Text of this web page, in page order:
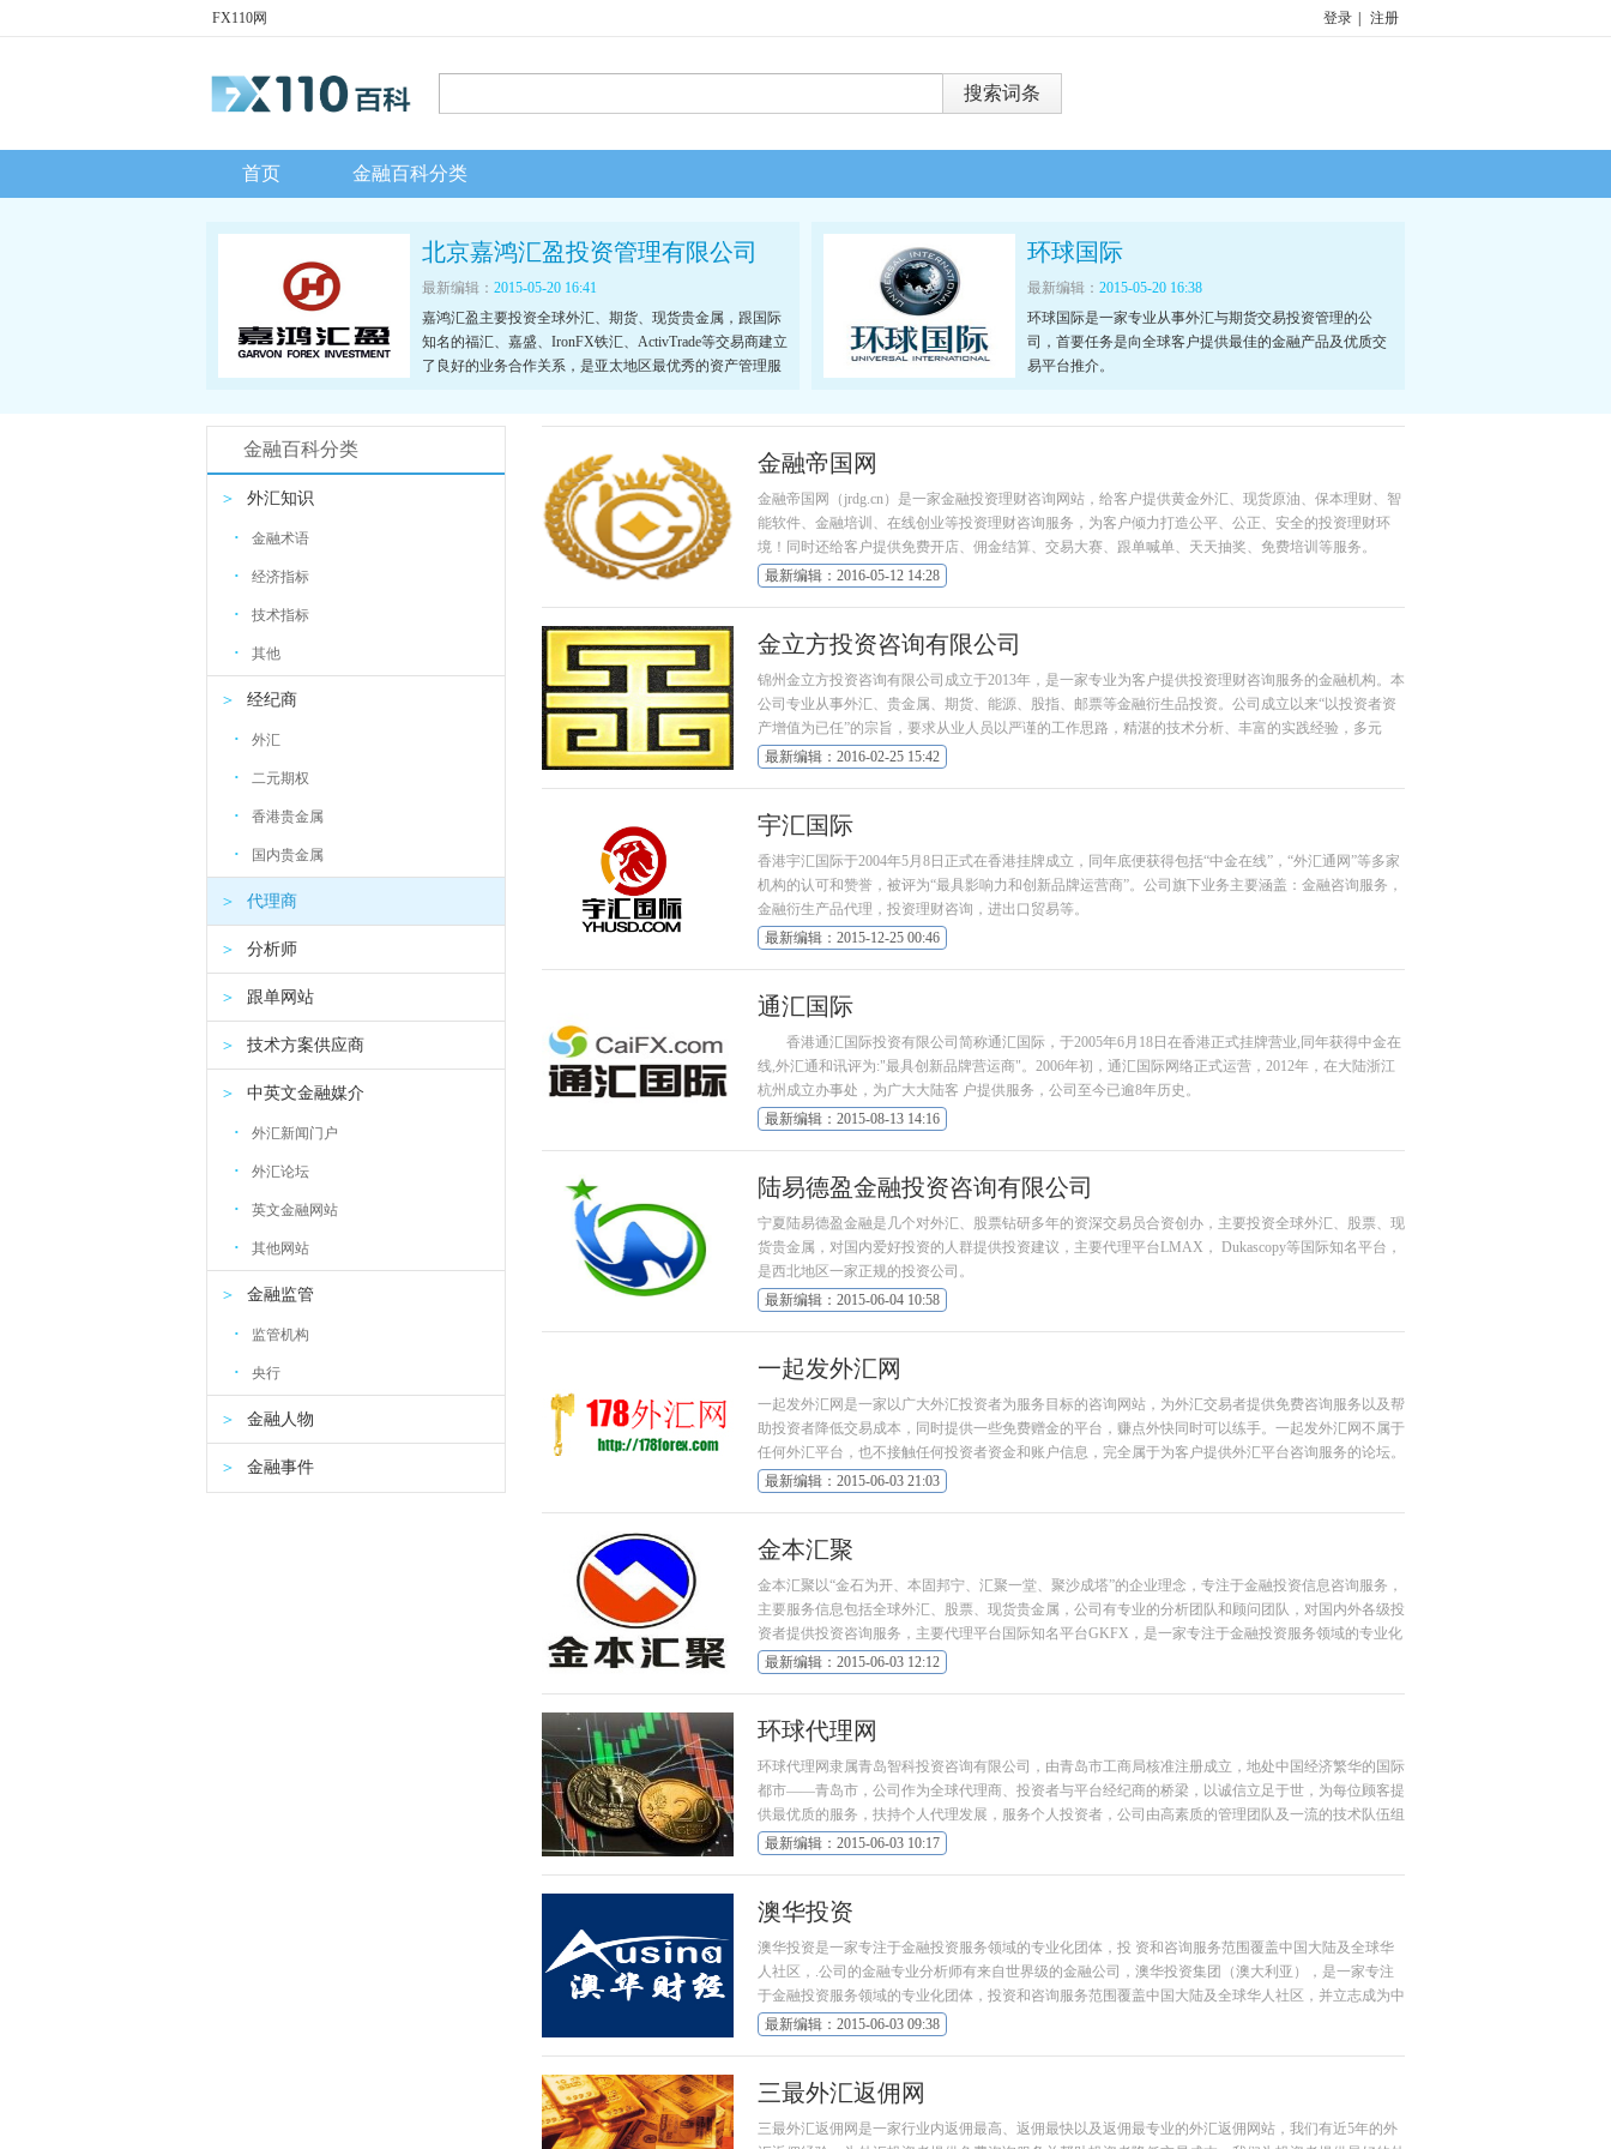
FX110网 登录 注册
首页 金融百科分类
北京嘉鸿汇盈投资管理有限公司
最新编辑： 2015-05-20 16:41
嘉鸿汇盈主要投资全球外汇、期货、现货贵金属，跟国际
知名的福汇、嘉盛、IronFX铁汇、ActivTrade等交易商建立
了良好的业务合作关系，是亚太地区最优秀的资产管理服
环球国际
最新编辑： 2015-05-20 16:38
环球国际是一家专业从事外汇与期货交易投资管理的公
司，首要任务是向全球客户提供最佳的金融产品及优质交
易平台推介。
金融百科分类
＞ 外汇知识
· 金融术语
· 经济指标
· 技术指标
· 其他
＞ 经纪商
· 外汇
· 二元期权
· 香港贵金属
· 国内贵金属
＞ 代理商
＞ 分析师
＞ 跟单网站
＞ 技术方案供应商
＞ 中英文金融媒介
· 外汇新闻门户
· 外汇论坛
· 英文金融网站
· 其他网站
＞ 金融监管
· 监管机构
· 央行
＞ 金融人物
＞ 金融事件
金融帝国网
金融帝国网（jrdg.cn）是一家金融投资理财咨询网站，给客户提供黄金外汇、现货原油、保本理财、智
能软件、金融培训、在线创业等投资理财咨询服务，为客户倾力打造公平、公正、安全的投资理财环
境！同时还给客户提供免费开店、佣金结算、交易大赛、跟单喊单、天天抽奖、免费培训等服务。
最新编辑：2016-05-12 14:28
金立方投资咨询有限公司
锦州金立方投资咨询有限公司成立于2013年，是一家专业为客户提供投资理财咨询服务的金融机构。本
公司专业从事外汇、贵金属、期货、能源、股指、邮票等金融衍生品投资。公司成立以来“以投资者资
产增值为已任”的宗旨，要求从业人员以严谨的工作思路，精湛的技术分析、丰富的实践经验，多元
化、多角度、多方位高质量的服务于市场，服务于投资者。我们立志成为您贴身的金融服务专家，您可
最新编辑：2016-02-25 15:42
宇汇国际
香港宇汇国际于2004年5月8日正式在香港挂牌成立，同年底便获得包括“中金在线”，“外汇通网”等多家
机构的认可和赞誉，被评为“最具影响力和创新品牌运营商”。公司旗下业务主要涵盖：金融咨询服务，
金融衍生产品代理，投资理财咨询，进出口贸易等。
最新编辑：2015-12-25 00:46
通汇国际
香港通汇国际投资有限公司简称通汇国际，于2005年6月18日在香港正式挂牌营业,同年获得中金在
线,外汇通和讯评为:"最具创新品牌营运商"。2006年初，通汇国际网络正式运营，2012年，在大陆浙江
杭州成立办事处，为广大大陆客 户提供服务，公司至今已逾8年历史。
最新编辑：2015-08-13 14:16
陆易德盈金融投资咨询有限公司
宁夏陆易德盈金融是几个对外汇、股票钻研多年的资深交易员合资创办，主要投资全球外汇、股票、现
货贵金属，对国内爱好投资的人群提供投资建议，主要代理平台LMAX， Dukascopy等国际知名平台，
是西北地区一家正规的投资公司。
最新编辑：2015-06-04 10:58
一起发外汇网
一起发外汇网是一家以广大外汇投资者为服务目标的咨询网站，为外汇交易者提供免费咨询服务以及帮
助投资者降低交易成本，同时提供一些免费赠金的平台，赚点外快同时可以练手。一起发外汇网不属于
任何外汇平台，也不接触任何投资者资金和账户信息，完全属于为客户提供外汇平台咨询服务的论坛。
最新编辑：2015-06-03 21:03
金本汇聚
金本汇聚以“金石为开、本固邦宁、汇聚一堂、聚沙成塔”的企业理念，专注于金融投资信息咨询服务，
主要服务信息包括全球外汇、股票、现货贵金属，公司有专业的分析团队和顾问团队，对国内外各级投
资者提供投资咨询服务，主要代理平台国际知名平台GKFX，是一家专注于金融投资服务领域的专业化
团体。
最新编辑：2015-06-03 12:12
环球代理网
环球代理网隶属青岛智科投资咨询有限公司，由青岛市工商局核准注册成立，地处中国经济繁华的国际
都市——青岛市，公司作为全球代理商、投资者与平台经纪商的桥梁，以诚信立足于世，为每位顾客提
供最优质的服务，扶持个人代理发展，服务个人投资者，公司由高素质的管理团队及一流的技术队伍组
成，迎合全球化的大趋势，为投资者提供安全、快捷、便利的投资平台和专业周到的服务。公司内部经
最新编辑：2015-06-03 10:17
澳华投资
澳华投资是一家专注于金融投资服务领域的专业化团体，投 资和咨询服务范围覆盖中国大陆及全球华
人社区，.公司的金融专业分析师有来自世界级的金融公司，澳华投资集团（澳大利亚），是一家专注
于金融投资服务领域的专业化团体，投资和咨询服务范围覆盖中国大陆及全球华人社区，并立志成为中
国与世界各地沟通的桥梁．
最新编辑：2015-06-03 09:38
三最外汇返佣网
三最外汇返佣网是一家行业内返佣最高、返佣最快以及返佣最专业的外汇返佣网站，我们有近5年的外